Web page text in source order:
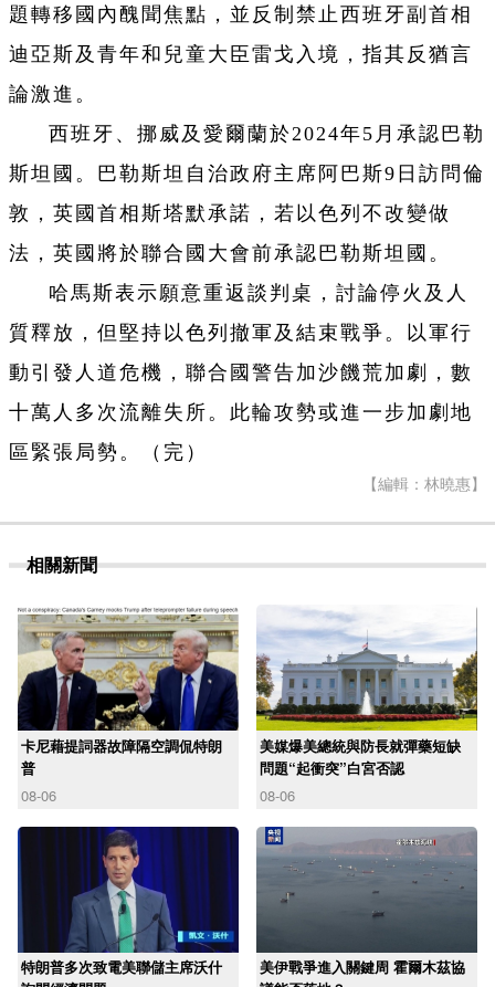
題轉移國內醜聞焦點，並反制禁止西班牙副首相
迪亞斯及青年和兒童大臣雷戈入境，指其反猶言
論激進。
西班牙、挪威及愛爾蘭於2024年5月承認巴勒
斯坦國。巴勒斯坦自治政府主席阿巴斯9日訪問倫
敦，英國首相斯塔默承諾，若以色列不改變做
法，英國將於聯合國大會前承認巴勒斯坦國。
哈馬斯表示願意重返談判桌，討論停火及人
質釋放，但堅持以色列撤軍及結束戰爭。以軍行
動引發人道危機，聯合國警告加沙饑荒加劇，數
十萬人多次流離失所。此輪攻勢或進一步加劇地
區緊張局勢。（完）
【編輯：林曉惠】
相關新聞
卡尼藉提詞器故障隔空調侃特朗
普
08-06
美媒爆美總統與防長就彈藥短缺
問題“起衝突”白宮否認
08-06
特朗普多次致電美聯儲主席沃什
美伊戰爭進入關鍵周 霍爾木茲協